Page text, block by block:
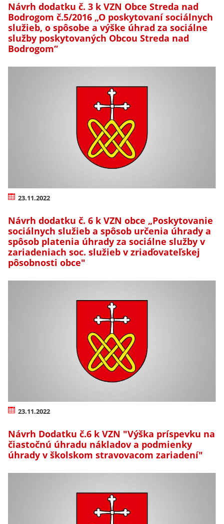
Návrh dodatku č. 3 k VZN Obce Streda nad
Bodrogom č.5/2016 „O poskytovaní sociálnych
služieb, o spôsobe a výške úhrad za sociálne
služby poskytovaných Obcou Streda nad
Bodrogom“
23.11.2022
Návrh dodatku č. 6 k VZN obce „Poskytovanie
sociálnych služieb a spôsob určenia úhrady a
spôsob platenia úhrady za sociálne služby v
zariadeniach soc. služieb v zriaďovateľskej
pôsobnosti obce"
23.11.2022
Návrh Dodatku č.6 k VZN "Výška príspevku na
čiastočnú úhradu nákladov a podmienky
úhrady v školskom stravovacom zariadení"